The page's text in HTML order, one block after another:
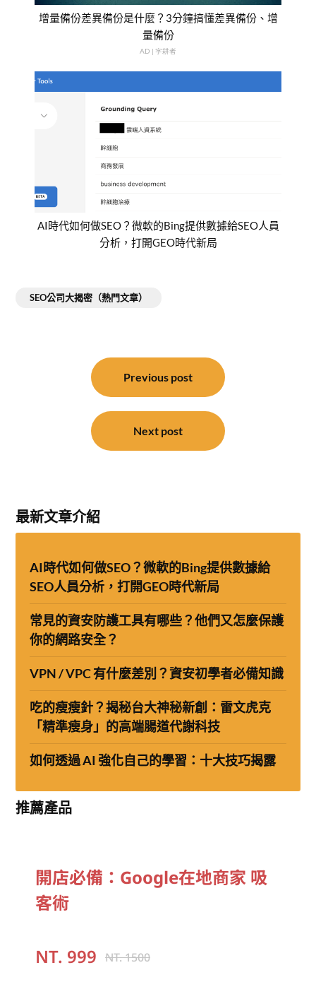
增量備份差異備份是什麼？3分鐘搞懂差異備份、增
量備份
AD | 字耕者
AI時代如何做SEO？微軟的Bing提供數據給SEO人員
分析，打開GEO時代新局
SEO公司大揭密（熱門文章）
Previous post
Next post
最新文章介紹
AI時代如何做SEO？微軟的Bing提供數據給
SEO人員分析，打開GEO時代新局
常見的資安防護工具有哪些？他們又怎麼保護
你的網路安全？
VPN / VPC 有什麼差別？資安初學者必備知識
吃的瘦瘦針？揭秘台大神秘新創：雷文虎克
「精準瘦身」的高端腸道代謝科技
如何透過 AI 強化自己的學習：十大技巧揭露
推薦產品